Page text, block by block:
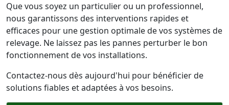
Que vous soyez un particulier ou un professionnel,
nous garantissons des interventions rapides et
efficaces pour une gestion optimale de vos systèmes de
relevage. Ne laissez pas les pannes perturber le bon
fonctionnement de vos installations.
Contactez-nous dès aujourd'hui pour bénéficier de
solutions fiables et adaptées à vos besoins.